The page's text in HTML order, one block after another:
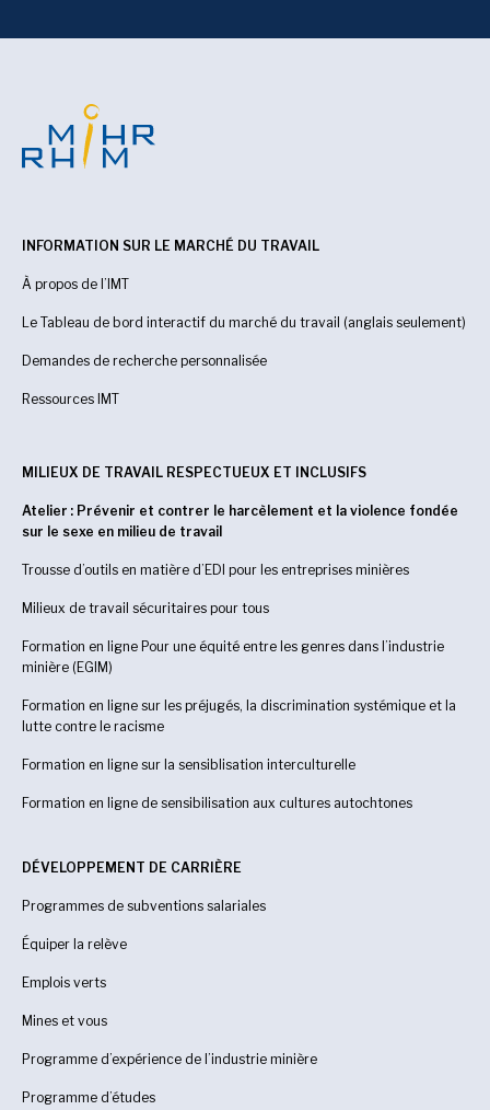
INFORMATION SUR LE MARCHÉ DU TRAVAIL
À propos de l’IMT
Le Tableau de bord interactif du marché du travail (anglais seulement)
Demandes de recherche personnalisée
Ressources IMT
MILIEUX DE TRAVAIL RESPECTUEUX ET INCLUSIFS
Atelier : Prévenir et contrer le harcèlement et la violence fondée
sur le sexe en milieu de travail
Trousse d’outils en matière d’EDI pour les entreprises minières
Milieux de travail sécuritaires pour tous
Formation en ligne Pour une équité entre les genres dans l’industrie
minière (EGIM)
Formation en ligne sur les préjugés, la discrimination systémique et la
lutte contre le racisme
Formation en ligne sur la sensiblisation interculturelle
Formation en ligne de sensibilisation aux cultures autochtones
DÉVELOPPEMENT DE CARRIÈRE
Programmes de subventions salariales
Équiper la relève
Emplois verts
Mines et vous
Programme d’expérience de l’industrie minière
Programme d’études